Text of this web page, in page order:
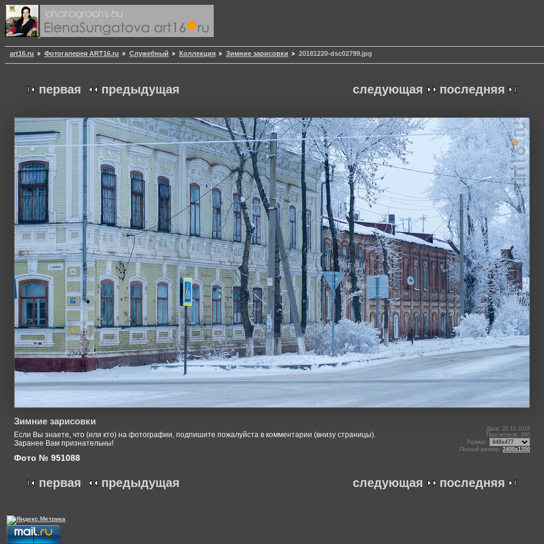
art16.ru Фотогалерея ART16.ru Служебный Коллекция Зимние зарисовки 20181220-dsc02799.jpg
следующая последняя
первая предыдущая
Зимние зарисовки
Если Вы знаете, что (или кто) на фотографии, подпишите пожалуйста в комментарии (внизу страницы).
Заранее Вам признательны!
Фото № 951088
Дата: 20.12.2018
Просмотров: 890
Размер:
Полный размер: 2400x1350
следующая последняя
первая предыдущая